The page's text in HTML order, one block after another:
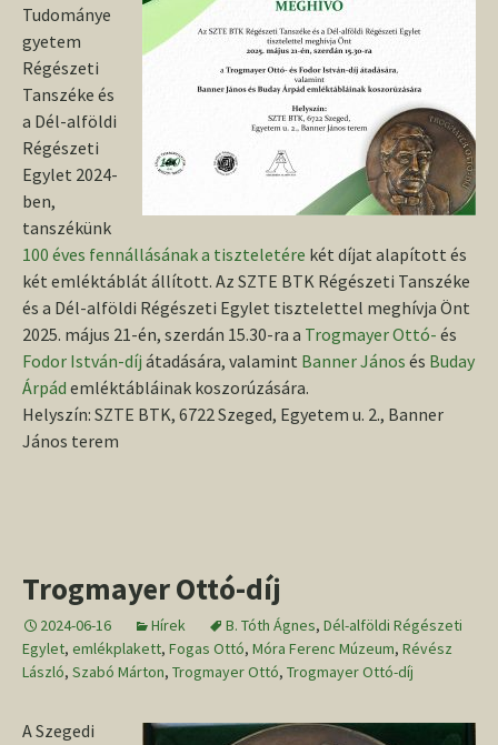
Tudománye
gyetem
Régészeti
Tanszéke és
a Dél-alföldi
Régészeti
Egylet 2024-
ben,
tanszékünk
100 éves fennállásának a tiszteletére két díjat alapított és
két emléktáblát állított. Az SZTE BTK Régészeti Tanszéke
és a Dél-alföldi Régészeti Egylet tisztelettel meghívja Önt
2025. május 21-én, szerdán 15.30-ra a Trogmayer Ottó- és
Fodor István-díj átadására, valamint Banner János és Buday
Árpád emléktábláinak koszorúzására.
Helyszín: SZTE BTK, 6722 Szeged, Egyetem u. 2., Banner
János terem
Trogmayer Ottó-díj
2024-06-16 Hírek B. Tóth Ágnes, Dél-alföldi Régészeti
Egylet, emlékplakett, Fogas Ottó, Móra Ferenc Múzeum, Révész
László, Szabó Márton, Trogmayer Ottó, Trogmayer Ottó-díj
A Szegedi